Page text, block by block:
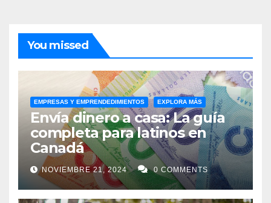
You missed
EMPRESAS Y EMPRENDEDIMIENTOS EXPLORA MÁS
Envía dinero a casa: La guía
completa para latinos en
Canadá
NOVIEMBRE 21, 2024 0 COMMENTS